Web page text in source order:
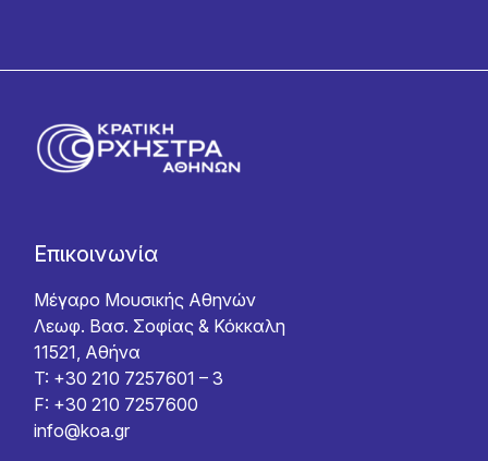
Επικοινωνία
Μέγαρο Μουσικής Αθηνών
Λεωφ. Βασ. Σοφίας & Κόκκαλη
11521, Αθήνα
T: +30 210 7257601 – 3
F: +30 210 7257600
info@koa.gr